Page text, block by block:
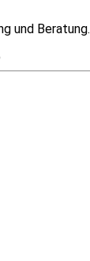
und Beratung.